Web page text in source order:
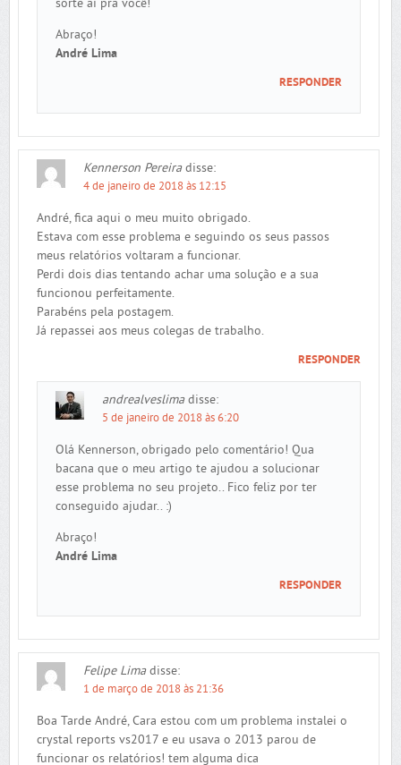
sorte aí pra você!
Abraço!
André Lima
RESPONDER
Kennerson Pereira disse:
4 de janeiro de 2018 às 12:15
André, fica aqui o meu muito obrigado.
Estava com esse problema e seguindo os seus passos
meus relatórios voltaram a funcionar.
Perdi dois dias tentando achar uma solução e a sua
funcionou perfeitamente.
Parabéns pela postagem.
Já repassei aos meus colegas de trabalho.
RESPONDER
andrealveslima disse:
5 de janeiro de 2018 às 6:20
Olá Kennerson, obrigado pelo comentário! Qua
bacana que o meu artigo te ajudou a solucionar
esse problema no seu projeto.. Fico feliz por ter
conseguido ajudar.. :)
Abraço!
André Lima
RESPONDER
Felipe Lima disse:
1 de março de 2018 às 21:36
Boa Tarde André, Cara estou com um problema instalei o
crystal reports vs2017 e eu usava o 2013 parou de
funcionar os relatórios! tem alguma dica